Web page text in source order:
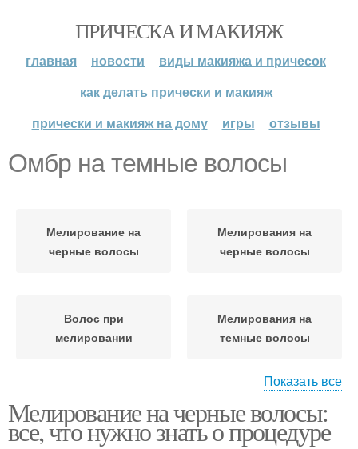
ПРИЧЕСКА И МАКИЯЖ
главная новости
виды макияжа и причесок
как делать прически и макияж
прически и макияж на дому
игры отзывы
Омбр на темные волосы
Мелирование на
черные волосы
Мелирования на
черные волосы
Волос при
мелировании
Мелирования на
темные волосы
темные волосы
черных волос
Показать все
Мелирование на черные волосы:
все, что нужно знать о процедуре